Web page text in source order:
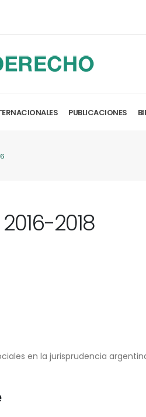
PUBLICACIONES
2018
en la jurisprudencia